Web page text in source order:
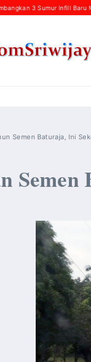
Sumur Infill Baru
Semen Baturaja, Ini